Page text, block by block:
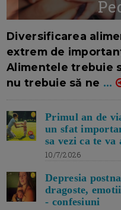
Diversificarea
extrem de
Alimentele trebuie
nu trebuie să ne ...
Primul an de
un sfat
sa vezi ca te va
10/7/2026
Depresia
dragoste,
- confesiuni